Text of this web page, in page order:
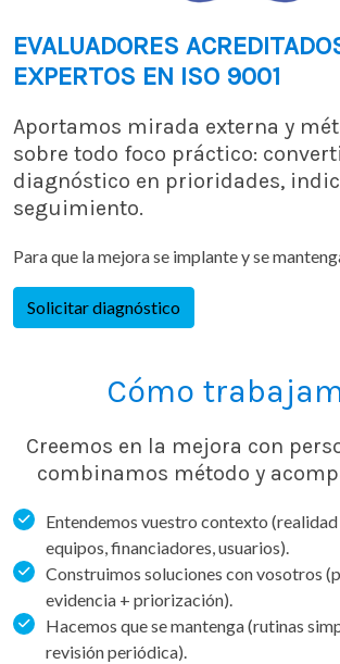
EVALUADORES
EXPERTOS EN ISO 9001
Aportamos mirada externa y
sobre todo foco práctico:
diagnóstico en prioridades,
seguimiento.
Para que la mejora se implante y se
Solicitar diagnóstico
Cómo
Creemos en la mejora con
combinamos método y
Entendemos vuestro contexto
equipos, financiadores, usuarios).
Construimos soluciones con vosotros
evidencia + priorización).
Hacemos que se mantenga (rutinas
revisión periódica).